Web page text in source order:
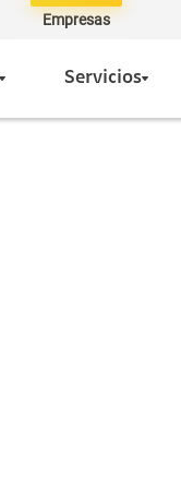
Empresas
Servicios